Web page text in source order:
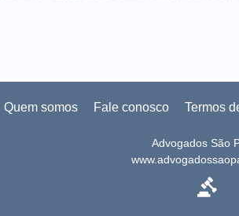
Advogado de pequenas causas em
Advogado de quebra de
Advogado de sucessões em Guarulhos
Quem somos Fale conosco Termos
Advogados São